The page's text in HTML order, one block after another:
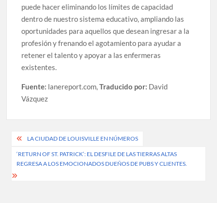
puede hacer eliminando los límites de capacidad
dentro de nuestro sistema educativo, ampliando las
oportunidades para aquellos que desean ingresar a la
profesión y frenando el agotamiento para ayudar a
retener el talento y apoyar a las enfermeras
existentes.
Fuente: lanereport.com,Traducido por: David
Vázquez
Post
navigation
LA CIUDAD DE LOUISVILLE EN NÚMEROS
‘RETURN OF ST. PATRICK’: EL DESFILE DE LAS TIERRAS ALTAS
REGRESA A LOS EMOCIONADOS DUEÑOS DE PUBS Y CLIENTES.